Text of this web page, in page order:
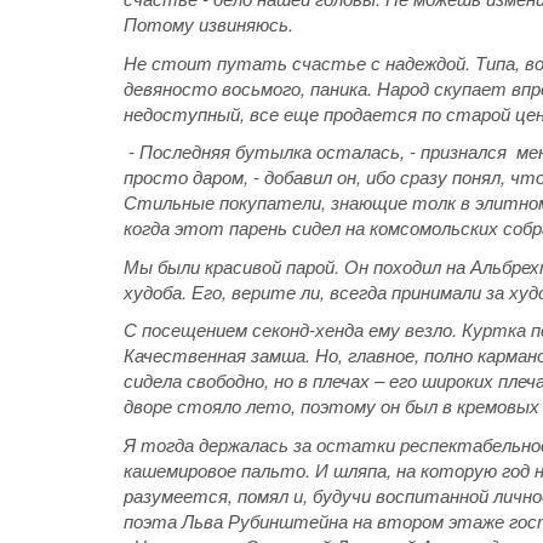
Потому извиняюсь.
Не стоит путать счастье с надеждой. Типа,
девяносто восьмого, паника. Народ скупает
недоступный, все еще продается по старой
- Последняя бутылка осталась, - признался
просто даром, - добавил он, ибо сразу понял,
Стильные покупатели, знающие толк в
когда этот парень сидел на комсомольских
Мы были красивой парой. Он походил на
худоба. Его, верите ли, всегда принимали за
С посещением секонд-хенда ему везло. Куртка
Качественная замша. Но, главное, полно
сидела свободно, но в плечах – его широких
дворе стояло лето, поэтому он был в кремовых
Я тогда держалась за остатки
кашемировое пальто. И шляпа, на которую год
разумеется, помял и, будучи воспитанной
поэта Льва Рубинштейна на втором этаже